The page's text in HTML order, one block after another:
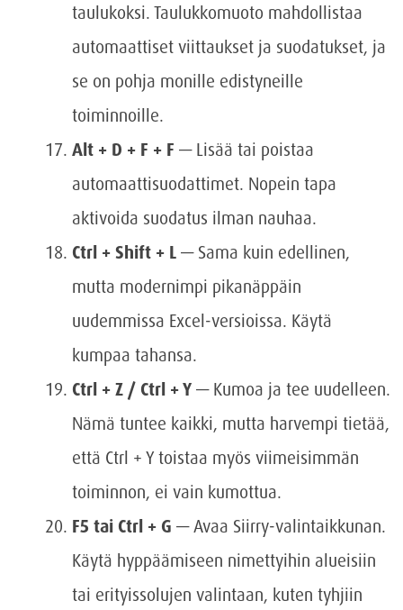
taulukoksi. Taulukkomuoto mahdollistaa
automaattiset viittaukset ja suodatukset, ja
se on pohja monille edistyneille
toiminnoille.
Alt + D + F + F — Lisää tai poistaa
automaattisuodattimet. Nopein tapa
aktivoida suodatus ilman nauhaa.
Ctrl + Shift + L — Sama kuin edellinen,
mutta modernimpi pikanäppäin
uudemmissa Excel-versioissa. Käytä
kumpaa tahansa.
Ctrl + Z / Ctrl + Y — Kumoa ja tee uudelleen.
Nämä tuntee kaikki, mutta harvempi tietää,
että Ctrl + Y toistaa myös viimeisimmän
toiminnon, ei vain kumottua.
F5 tai Ctrl + G — Avaa Siirry-valintaikkunan.
Käytä hyppäämiseen nimettyihin alueisiin
tai erityissolujen valintaan, kuten tyhjiin